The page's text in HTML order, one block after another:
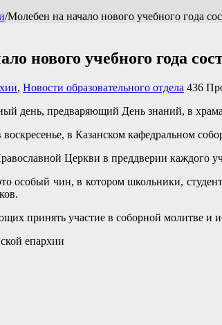
/Молебен на начало нового учебного года
нового учебного года
, Новости образовательного отдела 436
день, предваряющий День знаний, в
воскресенье, в Казанском кафедральном
Церкви в преддверии каждого
особый чин, в котором школьники,
принять участие в соборной молитве и
епархии